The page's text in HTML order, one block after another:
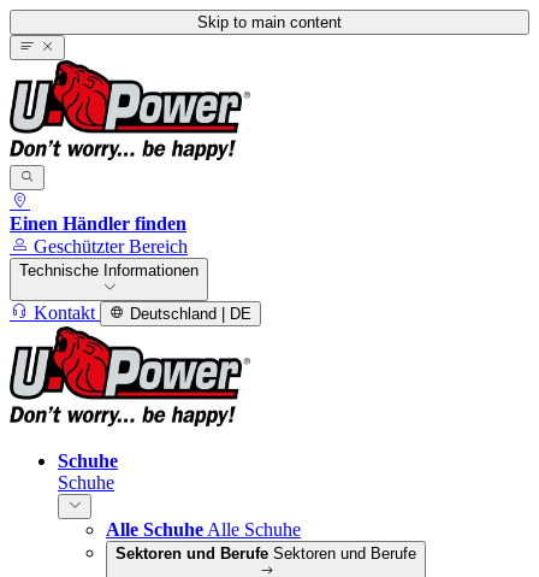
Skip to main content
Einen Händler finden
Geschützter Bereich
Technische Informationen
Kontakt Deutschland | DE
Schuhe
Schuhe
Alle Schuhe Alle Schuhe
Sektoren und Berufe Sektoren und Berufe